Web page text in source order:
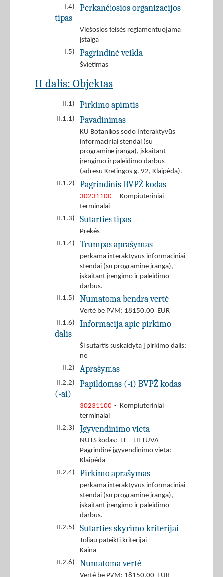
I.4)
Perkančiosios organizacijos
tipas
Viešosios teisės reglamentuojama
įstaiga
I.5)
Pagrindinė veikla
Švietimas
II dalis: Objektas
II.1) Pirkimo apimtis
II.1.1) Pavadinimas
KU Botanikos sodo Interaktyvūs
informaciniai stendai (su
programine įranga), įskaitant
įrengimo ir paleidimo darbus
(adresu Kretingos g. 92, Klaipėda).
II.1.2)
Pagrindinis BVPŽ kodas
30231100 - Kompiuteriniai
terminalai
II.1.3)
Sutarties tipas
Prekės
II.1.4)
Trumpas aprašymas
perkama interaktyvūs informaciniai
stendai (su programine įranga),
įskaitant įrengimo ir paleidimo
darbus.
II.1.5)
Numatoma bendra vertė
Vertė be PVM: 18150.00 EUR
II.1.6)
Informacija apie pirkimo
dalis
Ši sutartis suskaidyta į pirkimo dalis:
ne
II.2)
Aprašymas
II.2.2)
Papildomas (-i) BVPŽ kodas
(-ai)
30231100 - Kompiuteriniai
terminalai
II.2.3)
Įgyvendinimo vieta
NUTS kodas: LT - LIETUVA
Pagrindinė įgyvendinimo vieta:
Klaipėda
II.2.4)
Pirkimo aprašymas
perkama interaktyvūs informaciniai
stendai (su programine įranga),
įskaitant įrengimo ir paleidimo
darbus.
II.2.5)
Sutarties skyrimo kriterijai
Toliau pateikti kriterijai
Kaina
II.2.6)
Numatoma vertė
Vertė be PVM: 18150.00 EUR